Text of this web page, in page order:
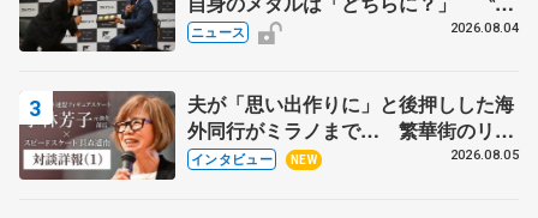
ス兄弟〟オリンピック3連覇の野村忠
ニュース 2026.08.04
夫が「思い出作りに」と後押しした海
外同行がミラノまで… 繁華街のリン
クでは不良のお兄さんも味方に 小林
インタビュー NEW 2026.08.05